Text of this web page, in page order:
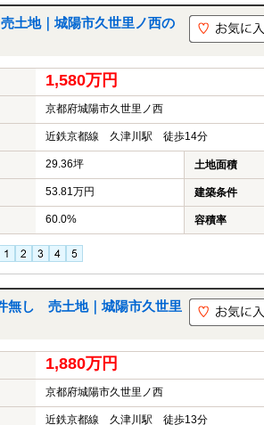
地｜城陽市久世里ノ西の
1,580万円
京都府城陽市久世里ノ西
近鉄京都線 久津川駅 徒歩14分
29.36坪 土地面積
53.81万円 建築条件
60.0% 容積率
し 売土地｜城陽市久世里
1,880万円
京都府城陽市久世里ノ西
近鉄京都線 久津川駅 徒歩13分